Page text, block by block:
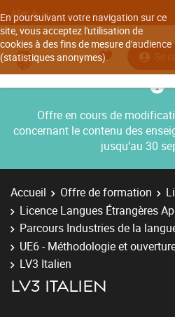
En poursuivant votre navigation sur ce
site, vous acceptez l'utilisation de
cookies à des fins de mesure d'audience
(statistiques anonymes).
Aller à
Se
Offre en cours de
concernant le contenu des
jusqu’au 30
Accueil Offre de formation
Licence Langues Étrangères
Parcours Industries de la
UE6 - Méthodologie et
LV3 Italien
LV3 ITALIEN